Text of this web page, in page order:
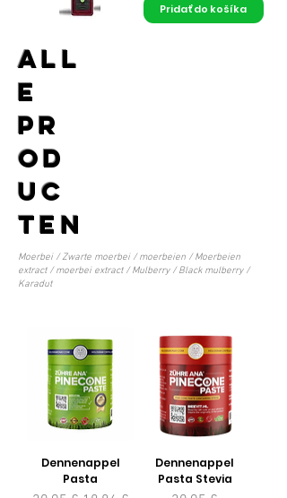
Pridať do košíka
All
e
Pr
od
uc
ten
Moerbei / Zwarte moerbei / moerbeien / Moerbeien
extract / moerbei extract / Mulberry / Black mulberry /
Karadut
Dennenappel
Pasta
Dennenappel
Pasta Stevia